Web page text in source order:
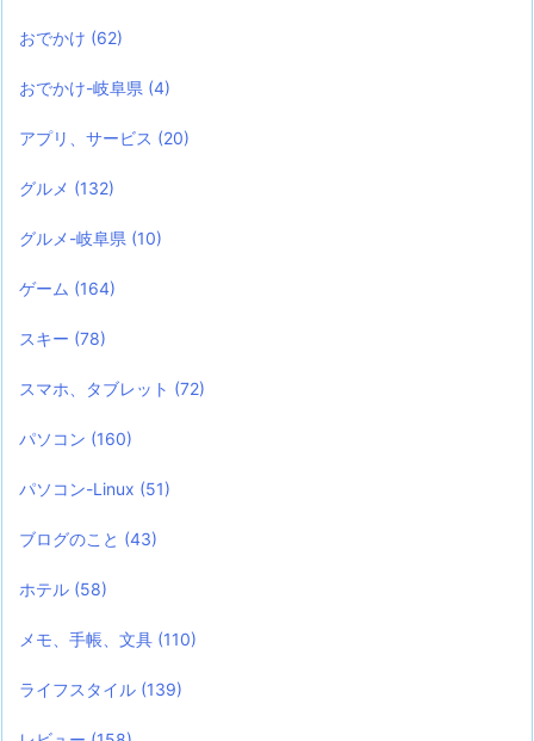
おでかけ (62)
おでかけ-岐阜県 (4)
アプリ、サービス (20)
グルメ (132)
グルメ-岐阜県 (10)
ゲーム (164)
スキー (78)
スマホ、タブレット (72)
パソコン (160)
パソコン-Linux (51)
ブログのこと (43)
ホテル (58)
メモ、手帳、文具 (110)
ライフスタイル (139)